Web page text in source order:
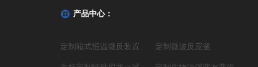
产品中心：
定制箱式恒温微反装置 定制微波反应釜